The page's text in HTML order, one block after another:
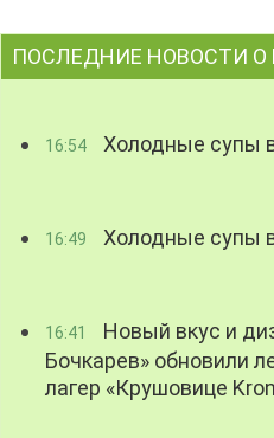
ПОСЛЕДНИЕ НОВОСТИ О
16:54 Холодные супы
16:49 Холодные супы
16:41
Новый вкус и
Бочкарев» обновили
лагер «Крушовице